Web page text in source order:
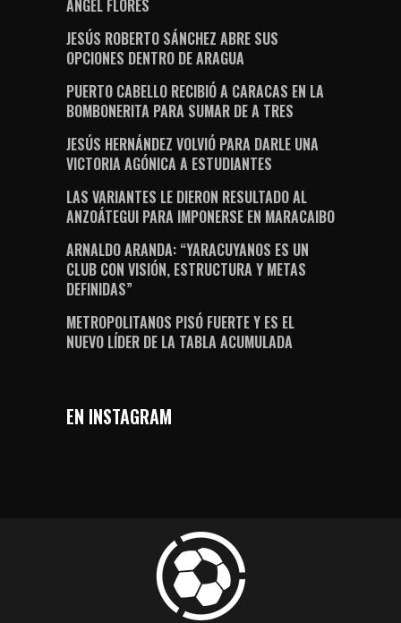
ÁNGEL FLORES
JESÚS ROBERTO SÁNCHEZ ABRE SUS
OPCIONES DENTRO DE ARAGUA
PUERTO CABELLO RECIBIÓ A CARACAS EN LA
BOMBONERITA PARA SUMAR DE A TRES
JESÚS HERNÁNDEZ VOLVIÓ PARA DARLE UNA
VICTORIA AGÓNICA A ESTUDIANTES
LAS VARIANTES LE DIERON RESULTADO AL
ANZOÁTEGUI PARA IMPONERSE EN MARACAIBO
ARNALDO ARANDA: “YARACUYANOS ES UN
CLUB CON VISIÓN, ESTRUCTURA Y METAS
DEFINIDAS”
METROPOLITANOS PISÓ FUERTE Y ES EL
NUEVO LÍDER DE LA TABLA ACUMULADA
EN INSTAGRAM